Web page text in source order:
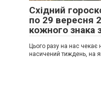
Східний
по 29 вересня
кожного знака
Цього разу на нас чекає
насичений тиждень, на